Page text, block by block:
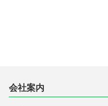
会社案内